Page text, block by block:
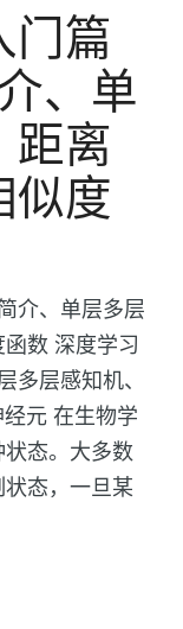
门篇
、单
距离
似度
介、单层多层
数 深度学习
层感知机、
元 在生物学
态。大多数
态，一旦某